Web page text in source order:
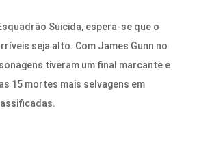
Suicida, espera-se que o
seja alto. Com James Gunn no
tiveram um final marcante e
15 mortes mais selvagens em